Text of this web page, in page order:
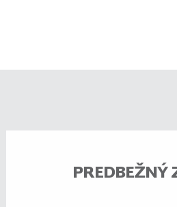
PREDBEŽNÝ